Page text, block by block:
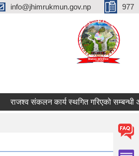
info@jhimrukmun.gov.np 977
राजश्व संकलन कार्य स्थगित गरिएको सम्बन्धी